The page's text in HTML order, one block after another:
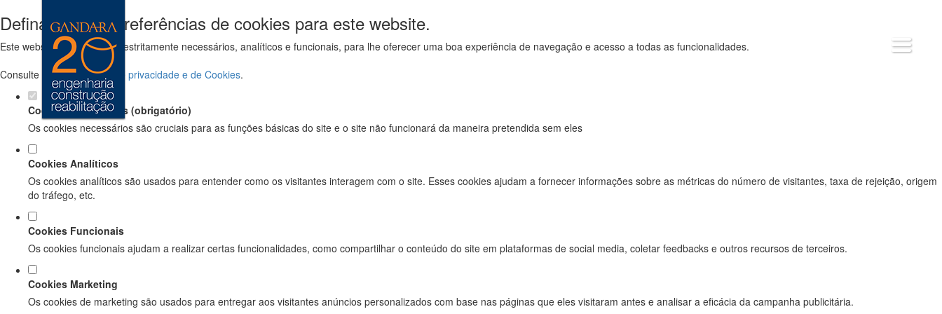
Defina as suas preferências de cookies para este website.
Este website utiliza cookies estritamente necessários, analíticos e funcionais, para lhe oferecer uma boa experiência de navegação e acesso a todas as funcionalidades.
Consulte a nossa
política de privacidade e de Cookies.
Cookies necessários (obrigatório)
Os cookies necessários são cruciais para as funções básicas do site e o site não funcionará da maneira pretendida sem eles
Cookies Analíticos
Os cookies analíticos são usados para entender como os visitantes interagem com o site. Esses cookies ajudam a fornecer informações sobre as métricas do número de visitantes, taxa de rejeição, origem
do tráfego, etc.
Cookies Funcionais
Os cookies funcionais ajudam a realizar certas funcionalidades, como compartilhar o conteúdo do site em plataformas de social media, coletar feedbacks e outros recursos de terceiros.
Cookies Marketing
Os cookies de marketing são usados para entregar aos visitantes anúncios personalizados com base nas páginas que eles visitaram antes e analisar a eficácia da campanha publicitária.